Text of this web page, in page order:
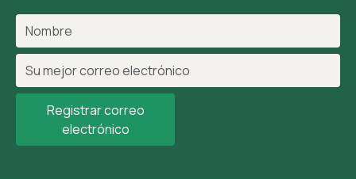
Registrar correo
electrónico